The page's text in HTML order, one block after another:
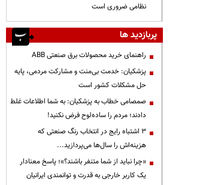
نظامی ضروری است
پربازدید ها
راهنمای خرید محصولات برق صنعتی ABB
پزشکیان: خدمت بی‌منت و مشارکت مردمی، پایه
حل مشکلات کشور است
صمصامی خطاب به پزشکیان: به شما اطلاعات غلط
دادند؛ مردم را ساده‌لوح فرض نکنید!
3 اشتباه رایج در انتخاب رنگ صنعتی که
هزینه‌اش را سال‌ها می‌پردازید...
«چرا نباید از شما متنفر باشند؟»؛ پاسخ معنادار
یک کاربر خارجی به قدرت و توانمندی ایرانیان